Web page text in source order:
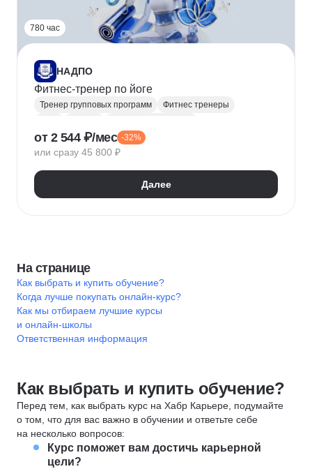
780 час
НАДПО
Фитнес-тренер по йоге
Тренер групповых программ
Фитнес тренеры
Дыхательная гимнастика
от 2 544 ₽/мес -32%
или сразу 45 800 ₽
Далее
На странице
Как выбрать и купить обучение?
Когда лучше покупать онлайн-курс?
Как мы отбираем лучшие курсы
и онлайн-школы
Ответственная информация
Как выбрать и купить обучение?
Перед тем, как выбрать курс на Хабр Карьере, подумайте
о том, что для вас важно в обучении и ответьте себе
на несколько вопросов:
Курс поможет вам достичь карьерной
цели?